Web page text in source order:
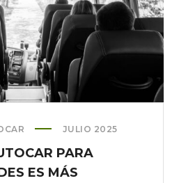
JULIO 2025
PARA
ES MÁS